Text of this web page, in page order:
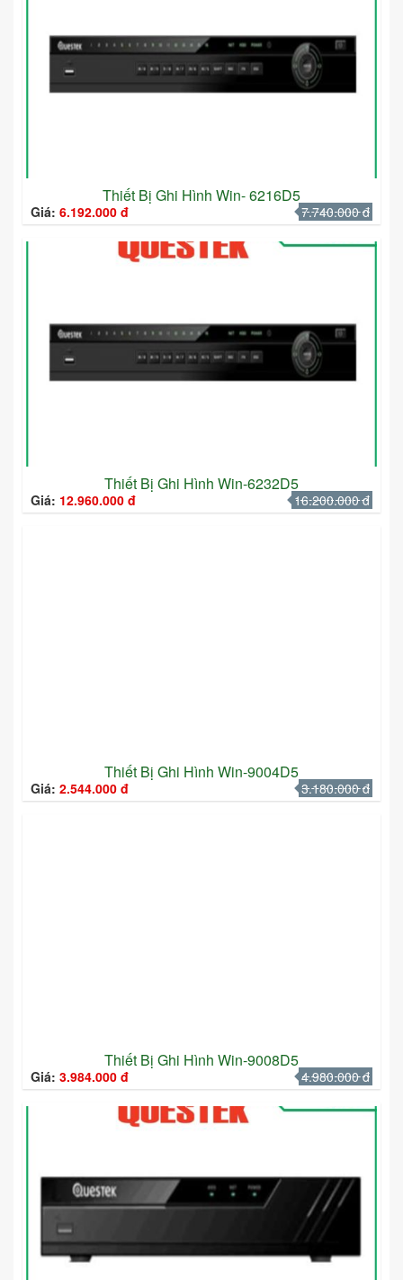
Thiết Bị Ghi Hình Win- 6216D5
Giá: 6.192.000 đ 7.740.000 đ
Thiết Bị Ghi Hình Win-6232D5
Giá: 12.960.000 đ 16.200.000 đ
Thiết Bị Ghi Hình Win-9004D5
Giá: 2.544.000 đ 3.180.000 đ
Thiết Bị Ghi Hình Win-9008D5
Giá: 3.984.000 đ 4.980.000 đ